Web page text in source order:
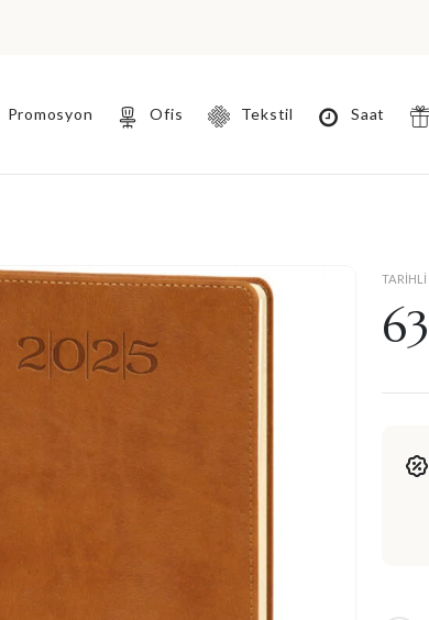
Promosyon Ofis Tekstil Saat
TARIHLI